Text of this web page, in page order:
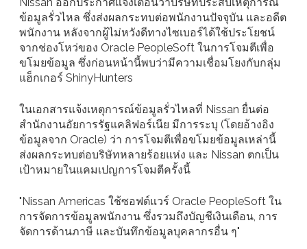
ข้อมูลรั่วไหล ซึ่งส่งผลกระทบต่อพนักงานปัจจุบัน และอดีต
พนักงาน หลังจากผู้ไม่หวังดีทางไซเบอร์ได้ใช้ประโยชน์
จากช่องโหว่ของ Oracle PeopleSoft ในการโจมตีเพื่อ
ขโมยข้อมูล ซึ่งก่อนหน้านี้พบว่ามีความเชื่อมโยงกับกลุ่ม
แฮ็กเกอร์ ShinyHunters
ในเอกสารแจ้งเหตุการณ์ข้อมูลรั่วไหลที่ Nissan ยื่นต่อ
สำนักงานอัยการรัฐแคลิฟอร์เนีย มีการระบุ (โดยอ้างอิง
ข้อมูลจาก Oracle) ว่า การโจมตีเพื่อขโมยข้อมูลเหล่านี้
ส่งผลกระทบต่อบริษัทหลายร้อยแห่ง และ Nissan ตกเป็น
เป้าหมายในแคมเปญการโจมตีครั้งนี้
"Nissan Americas ใช้ซอฟต์แวร์ Oracle PeopleSoft ใน
การจัดการข้อมูลพนักงาน ซึ่งรวมถึงบัญชีเงินเดือน, การ
จัดการด้านภาษี และบันทึกข้อมูลบุคลากรอื่น ๆ"